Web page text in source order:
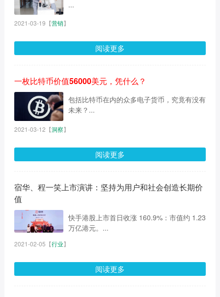
...
2021-03-19 【营销】
阅读更多
一枚比特币价值56000美元，凭什么？
包括比特币在内的众多电子货币，究竟有没有
未来？...
2021-03-12 【洞察】
阅读更多
宿华、程一笑上市演讲：坚持为用户和社会创造长期价
值
快手港股上市首日收涨 160.9%：市值约 1.23
万亿港元。...
2021-02-05 【行业】
阅读更多